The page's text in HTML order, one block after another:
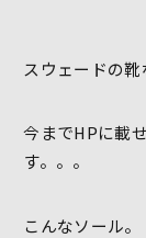
スウェードの靴
今までHPに載
す。。。
こんなソール。